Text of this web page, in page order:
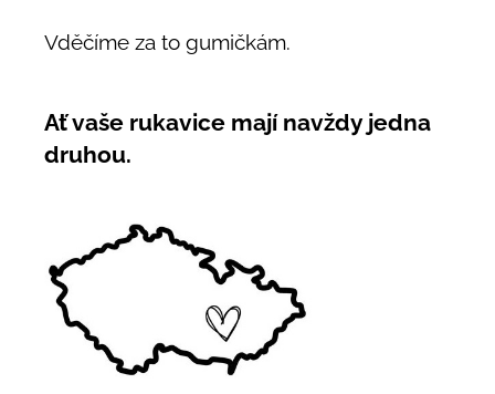
Vděčíme za to gumičkám.
Ať vaše rukavice mají navždy jedna
druhou.